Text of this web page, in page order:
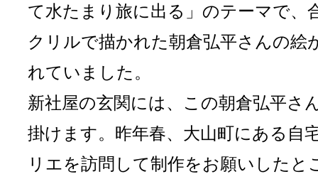
て水たまり旅に出る」のテーマで、
クリルで描かれた朝倉弘平さんの絵
れていました。
新社屋の玄関には、この朝倉弘平さ
掛けます。昨年春、大山町にある自
リエを訪問して制作をお願いしたと